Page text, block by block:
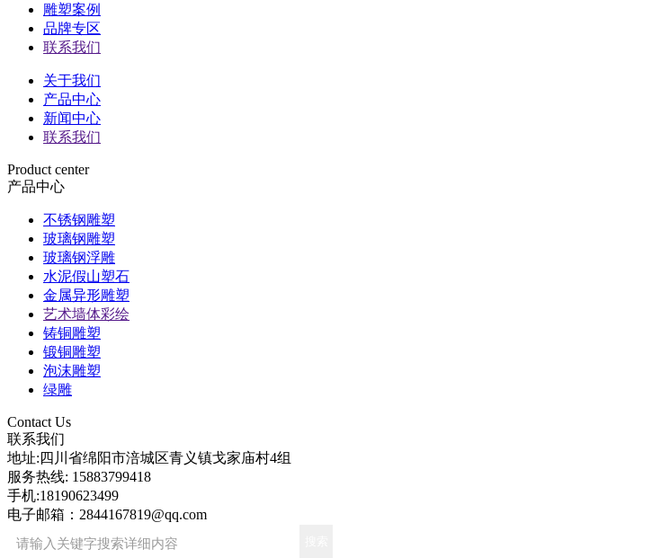
雕塑案例
品牌专区
联系我们
关于我们
产品中心
新闻中心
联系我们
Product center
产品中心
不锈钢雕塑
玻璃钢雕塑
玻璃钢浮雕
水泥假山塑石
金属异形雕塑
艺术墙体彩绘
铸铜雕塑
锻铜雕塑
泡沫雕塑
绿雕
Contact Us
联系我们
地址: 四川省绵阳市涪城区青义镇戈家庙村4组
服务热线: 15883799418
手机:18190623499
电子邮箱： 2844167819@qq.com